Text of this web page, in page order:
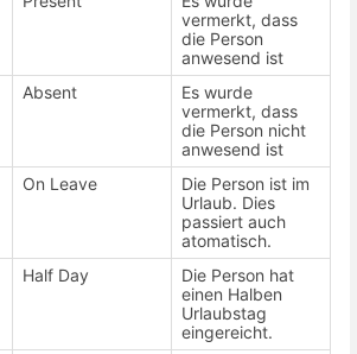
vermerkt, dass
die Person
anwesend ist
Absent
Es wurde
vermerkt, dass
die Person nicht
anwesend ist
On Leave
Die Person ist im
Urlaub. Dies
passiert auch
atomatisch.
Half Day
Die Person hat
einen Halben
Urlaubstag
eingereicht.